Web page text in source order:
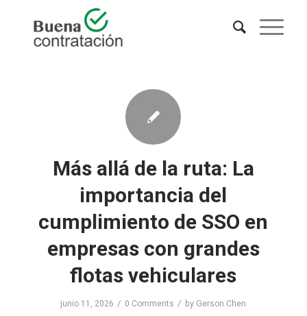
Más allá de la ruta: La
importancia del
cumplimiento de SSO en
empresas con grandes
flotas vehiculares
junio 11, 2026 / 0 Comments / by Gerson Chen